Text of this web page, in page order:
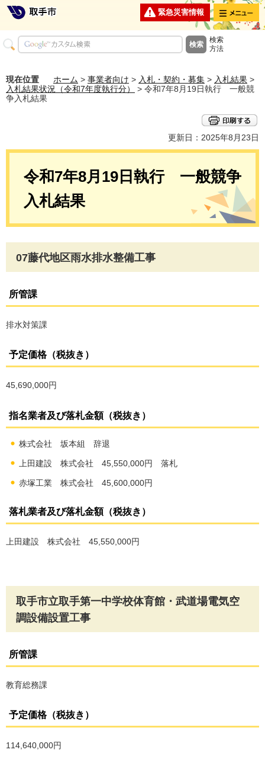
緊急災害情報 メニュー
検索
方法
現在位置 ホーム > 事業者向け > 入札・契約・募集 > 入札結果 >
入札結果状況（令和7年度執行分）
> 令和7年8月19日執行 一般競
争入札結果
更新日：2025年8月23日
令和7年8月19日執行 一般競争
入札結果
07藤代地区雨水排水整備工事
所管課
排水対策課
予定価格（税抜き）
45,690,000円
指名業者及び落札金額（税抜き）
株式会社 坂本組 辞退
上田建設 株式会社 45,550,000円 落札
赤塚工業 株式会社 45,600,000円
落札業者及び落札金額（税抜き）
上田建設 株式会社 45,550,000円
取手市立取手第一中学校体育館・武道場電気空
調設備設置工事
所管課
教育総務課
予定価格（税抜き）
114,640,000円